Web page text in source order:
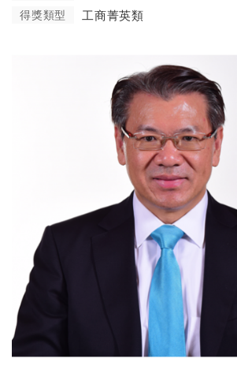
得獎類型 工商菁英類